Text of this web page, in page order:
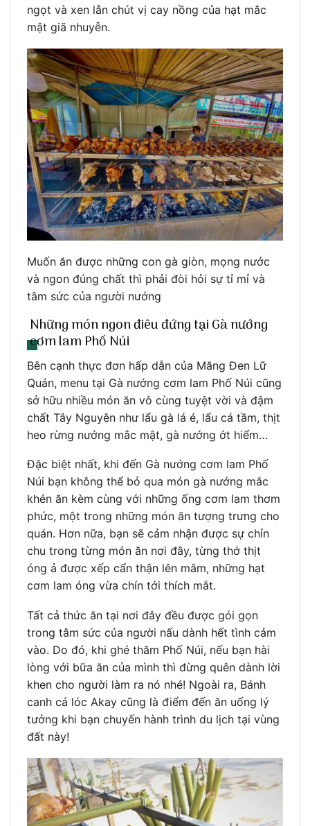
ngọt và xen lẫn chút vị cay nồng của hạt mắc
mật giã nhuyễn.
Muốn ăn được những con gà giòn, mọng nước
và ngon đúng chất thì phải đòi hỏi sự tỉ mỉ và
tâm sức của người nướng
Những món ngon điêu đứng tại Gà nướng
cơm lam Phố Núi
Bên cạnh thực đơn hấp dẫn của Măng Đen Lữ
Quán, menu tại Gà nướng cơm lam Phố Núi cũng
sở hữu nhiều món ăn vô cùng tuyệt vời và đậm
chất Tây Nguyên như lẩu gà lá é, lẩu cá tầm, thịt
heo rừng nướng mắc mật, gà nướng ớt hiểm…
Đặc biệt nhất, khi đến Gà nướng cơm lam Phố
Núi bạn không thể bỏ qua món gà nướng mắc
khén ăn kèm cùng với những ống cơm lam thơm
phức, một trong những món ăn tượng trưng cho
quán. Hơn nữa, bạn sẽ cảm nhận được sự chỉn
chu trong từng món ăn nơi đây, từng thớ thịt
óng ả được xếp cẩn thận lên mâm, những hạt
cơm lam óng vừa chín tới thích mắt.
Tất cả thức ăn tại nơi đây đều được gói gọn
trong tâm sức của người nấu dành hết tình cảm
vào. Do đó, khi ghé thăm Phố Núi, nếu bạn hài
lòng với bữa ăn của mình thì đừng quên dành lời
khen cho người làm ra nó nhé! Ngoài ra, Bánh
canh cá lóc Akay cũng là điểm đến ăn uống lý
tưởng khi bạn chuyến hành trình du lịch tại vùng
đất này!